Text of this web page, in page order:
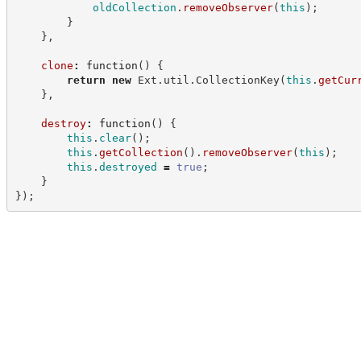
oldCollection . removeObserver(this ) ;
}
} ,
clone : function ( )
{
return
new Ext . util . CollectionKey(this .
} ,
destroy: function ( )
{
this . clear( ) ;
this . getCollection ( ) . removeObserver(this ) ;
this . destroyed = true ;
}
} ) ;